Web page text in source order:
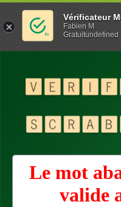
Le mot
valide
Vérificateur
Fabien M
Gratuitundefined